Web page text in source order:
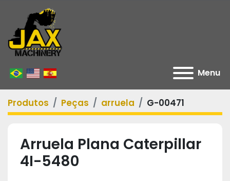
Menu
Produtos Peças arruela G-00471
Arruela Plana Caterpillar
4I-5480